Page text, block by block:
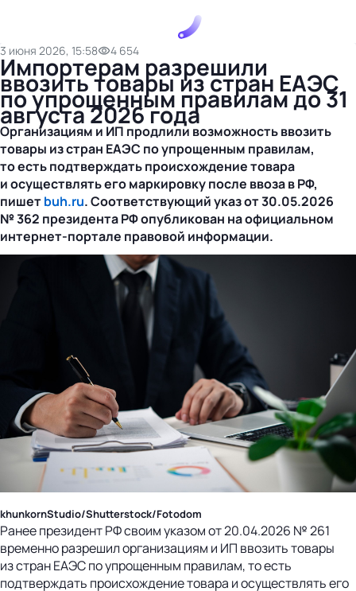
3 июня 2026, 15:58 4 654
Импортерам разрешили
ввозить товары из стран ЕАЭС
по упрощенным правилам до 31
августа 2026 года
Организациям и ИП продлили возможность ввозить
товары из стран ЕАЭС по упрощенным правилам,
то есть подтверждать происхождение товара
и осуществлять его маркировку после ввоза в РФ,
пишетbuh.ru. Соответствующий указ от30.05.2026
№ 362 президента РФ опубликован на официальном
интернет-портале правовой информации.
khunkornStudio/Shutterstock/Fotodom
Ранее президент РФ своим указом от 20.04.2026 № 261
временно разрешил организациям и ИП ввозить товары
из стран ЕАЭС по упрощенным правилам, то есть
подтверждать происхождение товара и осуществлять его